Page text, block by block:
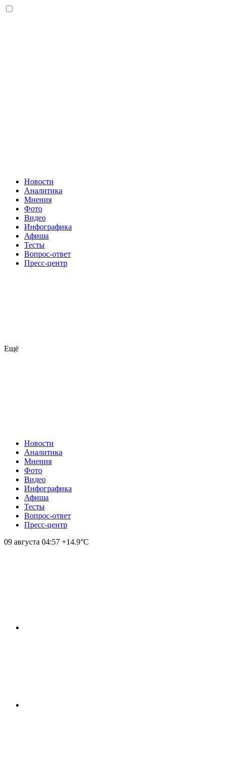
Новости
Аналитика
Мнения
Фото
Видео
Инфографика
Афиша
Тесты
Вопрос-ответ
Пресс-центр
Ещё
Новости
Аналитика
Мнения
Фото
Видео
Инфографика
Афиша
Тесты
Вопрос-ответ
Пресс-центр
09 августа 04:57 +14.9°С